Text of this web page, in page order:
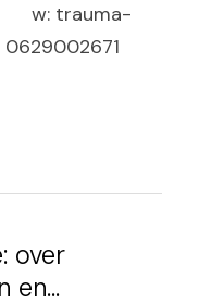
w: trauma-
over
en...